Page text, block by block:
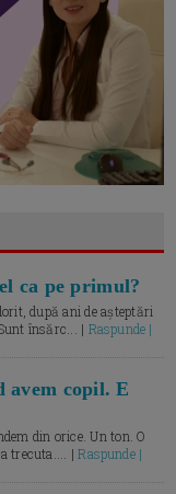
ca pe primul?
după ani de așteptări
însărc... | Raspunde |
avem copil. E
din orice. Un ton. O
trecuta.... |Raspunde |